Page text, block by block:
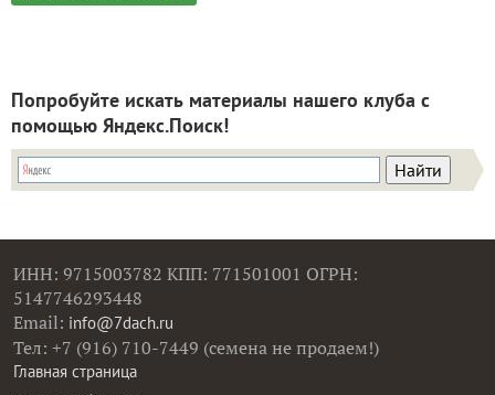
Попробуйте искать материалы нашего клуба с
помощью Яндекс.Поиск!
ИНН: 9715003782 КПП: 771501001 ОГРН:
5147746293448
Email: info@7dach.ru
Тел: +7 (916) 710-7449 (семена не продаем!)
Главная страница